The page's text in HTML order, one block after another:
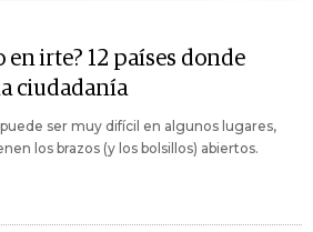
en irte? 12 países donde
ciudadanía
ser muy difícil en algunos lugares,
los brazos (y los bolsillos) abiertos.